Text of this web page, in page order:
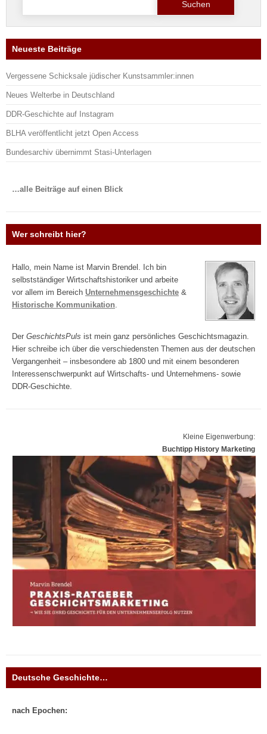
Neueste Beiträge
Vergessene Schicksale jüdischer Kunstsammler:innen
Neues Welterbe in Deutschland
DDR-Geschichte auf Instagram
BLHA veröffentlicht jetzt Open Access
Bundesarchiv übernimmt Stasi-Unterlagen
…alle Beiträge auf einen Blick
Wer schreibt hier?
Hallo, mein Name ist Marvin Brendel. Ich bin
selbstständiger Wirtschaftshistoriker und arbeite
vor allem im Bereich Unternehmensgeschichte &
Historische Kommunikation
Der GeschichtsPuls ist mein ganz persönliches Geschichtsmagazin.
Hier schreibe ich über die verschiedensten Themen aus der deutschen
Vergangenheit – insbesondere ab 1800 und mit einem besonderen
Interessenschwerpunkt auf Wirtschafts- und Unternehmens- sowie
DDR-Geschichte.
Kleine Eigenwerbung:
Buchtipp History Marketing
Deutsche Geschichte…
nach Epochen: